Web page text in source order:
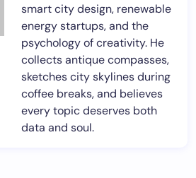
smart city design, renewable
energy startups, and the
psychology of creativity. He
collects antique compasses,
sketches city skylines during
coffee breaks, and believes
every topic deserves both
data and soul.